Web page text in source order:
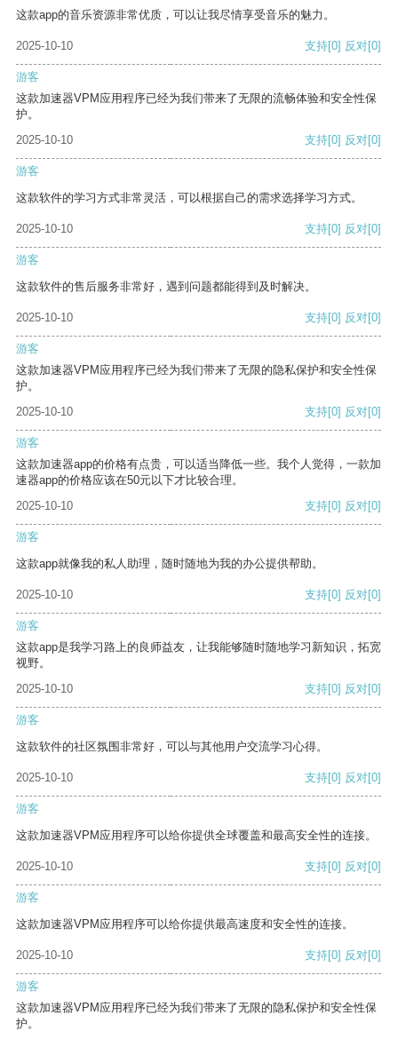
这款app的音乐资源非常优质，可以让我尽情享受音乐的魅力。
2025-10-10 支持[0] 反对[0]
游客
这款加速器VPM应用程序已经为我们带来了无限的流畅体验和安全性保
护。
2025-10-10
支持[0] 反对[0]
游客
这款软件的学习方式非常灵活，可以根据自己的需求选择学习方式。
2025-10-10 支持[0] 反对[0]
游客
这款软件的售后服务非常好，遇到问题都能得到及时解决。
2025-10-10 支持[0] 反对[0]
游客
这款加速器VPM应用程序已经为我们带来了无限的隐私保护和安全性保
护。
2025-10-10
支持[0] 反对[0]
游客
这款加速器app的价格有点贵，可以适当降低一些。我个人觉得，一款加
速器app的价格应该在50元以下才比较合理。
2025-10-10
支持[0] 反对[0]
游客
这款app就像我的私人助理，随时随地为我的办公提供帮助。
2025-10-10 支持[0] 反对[0]
游客
这款app是我学习路上的良师益友，让我能够随时随地学习新知识，拓宽
视野。
2025-10-10
支持[0] 反对[0]
游客
这款软件的社区氛围非常好，可以与其他用户交流学习心得。
2025-10-10 支持[0] 反对[0]
游客
这款加速器VPM应用程序可以给你提供全球覆盖和最高安全性的连接。
2025-10-10 支持[0] 反对[0]
游客
这款加速器VPM应用程序可以给你提供最高速度和安全性的连接。
2025-10-10 支持[0] 反对[0]
游客
这款加速器VPM应用程序已经为我们带来了无限的隐私保护和安全性保
护。